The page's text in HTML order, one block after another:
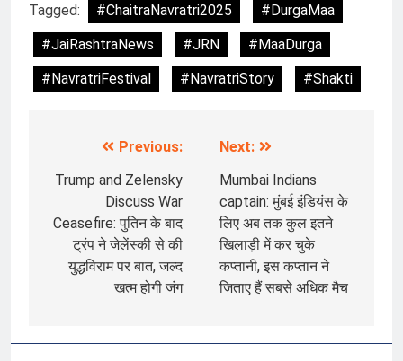
Tagged: #ChaitraNavratri2025
#DurgaMaa
#JaiRashtraNews
#JRN
#MaaDurga
#NavratriFestival
#NavratriStory #Shakti
navigation
Previous:
Trump and Zelensky
Discuss War
Ceasefire: पुतिन के बाद
ट्रंप ने जेलेंस्की से की
युद्धविराम पर बात, जल्द
खत्म होगी जंग
Next:
Mumbai Indians
captain: मुंबई इंडियंस के
लिए अब तक कुल इतने
खिलाड़ी में कर चुके
कप्तानी, इस कप्तान ने
जिताए हैं सबसे अधिक मैच